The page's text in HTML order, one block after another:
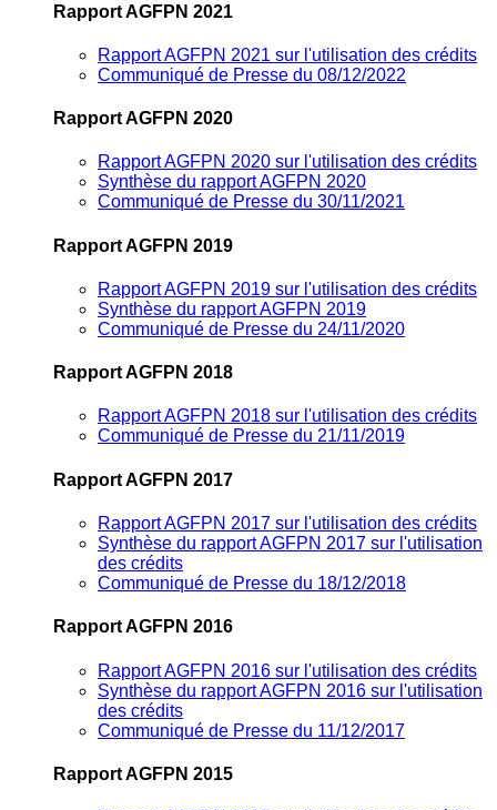
Rapport AGFPN 2021
Rapport AGFPN 2021 sur l'utilisation des crédits
Communiqué de Presse du 08/12/2022
Rapport AGFPN 2020
Rapport AGFPN 2020 sur l'utilisation des crédits
Synthèse du rapport AGFPN 2020
Communiqué de Presse du 30/11/2021
Rapport AGFPN 2019
Rapport AGFPN 2019 sur l'utilisation des crédits
Synthèse du rapport AGFPN 2019
Communiqué de Presse du 24/11/2020
Rapport AGFPN 2018
Rapport AGFPN 2018 sur l'utilisation des crédits
Communiqué de Presse du 21/11/2019
Rapport AGFPN 2017
Rapport AGFPN 2017 sur l'utilisation des crédits
Synthèse du rapport AGFPN 2017 sur l'utilisation
des crédits
Communiqué de Presse du 18/12/2018
Rapport AGFPN 2016
Rapport AGFPN 2016 sur l'utilisation des crédits
Synthèse du rapport AGFPN 2016 sur l'utilisation
des crédits
Communiqué de Presse du 11/12/2017
Rapport AGFPN 2015